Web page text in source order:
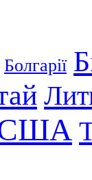
Болгарії